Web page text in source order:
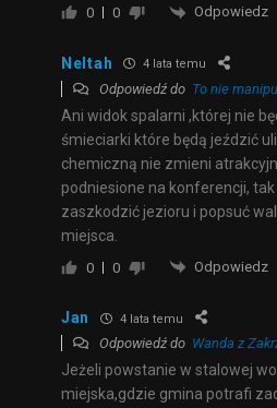
0 0 Odpowiedz
Neltah 4 lata temu
Odpowiedź do To nie
Ani widok spalarni ,której nie
śmieciarki które będą jeździć
chemiczną nie zmieni
podniesione na konferencji,
zaszkodzić jezioru i popsuć
miejsca.
0 0 Odpowiedz
Jan 4 lata temu
Odpowiedź do Wanda z
Jeżeli powstanie w stalowej
miejska,gdzie gmina potrafi